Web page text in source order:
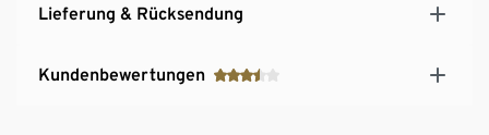
Lieferung & Rücksendung
Kundenbewertungen